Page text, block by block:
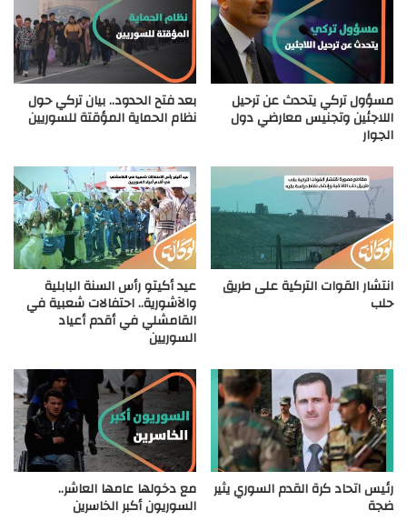
مسؤول تركي يتحدث عن ترحيل
اللاجئين وتجنيس معارضي دول
الجوار
بعد فتح الحدود.. بيان تركي حول
نظام الحماية المؤقتة للسوريين
انتشار القوات التركية على طريق
حلب
عيد أكيتو رأس السنة البابلية
والآشورية.. احتفالات شعبية في
القامشلي في أقدم أعياد
السوريين
رئيس اتحاد كرة القدم السوري يثير
ضجة
مع دخولها عامها العاشر..
السوريون أكبر الخاسرين